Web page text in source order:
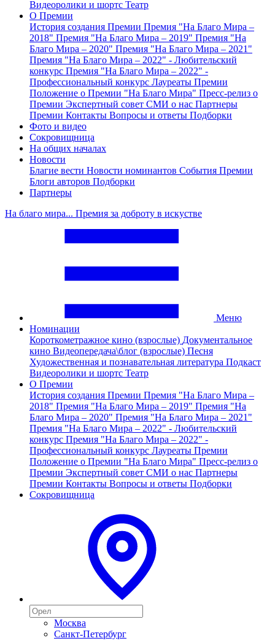
Видеоролики и шортс Театр
О Премии
История создания Премии Премия "На Благо Мира –
2018" Премия "На Благо Мира – 2019" Премия "На
Благо Мира – 2020" Премия "На Благо Мира – 2021"
Премия "На Благо Мира – 2022" - Любительский
конкурс Премия "На Благо Мира – 2022" -
Профессиональный конкурс Лауреаты Премии
Положение о Премии "На Благо Мира" Пресс-релиз о
Премии Экспертный совет СМИ о нас Партнеры
Премии Контакты Вопросы и ответы Подборки
Фото и видео
Сокровищница
На общих началах
Новости
Благие вести Новости номинантов События Премии
Блоги авторов Подборки
Партнеры
На благо мира... Премия за доброту в искустве
Меню
Номинации
Короткометражное кино (взрослые) Документальное
кино Видеопередача\блог (взрослые) Песня
Художественная и познавательная литература Подкаст
Видеоролики и шортс Театр
О Премии
История создания Премии Премия "На Благо Мира –
2018" Премия "На Благо Мира – 2019" Премия "На
Благо Мира – 2020" Премия "На Благо Мира – 2021"
Премия "На Благо Мира – 2022" - Любительский
конкурс Премия "На Благо Мира – 2022" -
Профессиональный конкурс Лауреаты Премии
Положение о Премии "На Благо Мира" Пресс-релиз о
Премии Экспертный совет СМИ о нас Партнеры
Премии Контакты Вопросы и ответы Подборки
Сокровищница
Москва
Санкт-Петербург